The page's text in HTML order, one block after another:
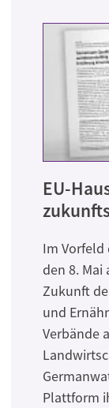
EU-
Im Vorfeld
den 8.
Zukunft
und
Verbände
Plattform